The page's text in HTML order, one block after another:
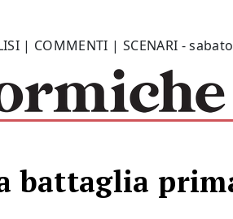
| COMMENTI | SCENARI -
battaglia